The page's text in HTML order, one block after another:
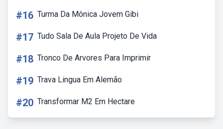
#16 Turma Da Mônica Jovem Gibi
#17 Tudo Sala De Aula Projeto De Vida
#18 Tronco De Arvores Para Imprimir
#19 Trava Lingua Em Alemão
#20 Transformar M2 Em Hectare